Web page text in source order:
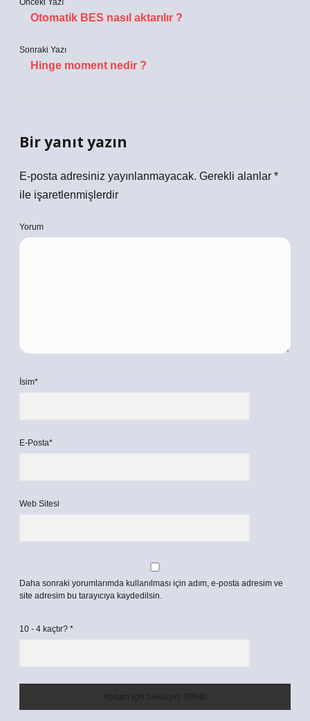
Önceki Yazı
Otomatik BES nasıl aktarılır ?
Sonraki Yazı
Hinge moment nedir ?
Bir yanıt yazın
E-posta adresiniz yayınlanmayacak. Gerekli alanlar *
ile işaretlenmişlerdir
Yorum
İsim*
E-Posta*
Web Sitesi
Daha sonraki yorumlarımda kullanılması için adım, e-posta adresim ve
site adresim bu tarayıcıya kaydedilsin.
10 - 4 kaçtır? *